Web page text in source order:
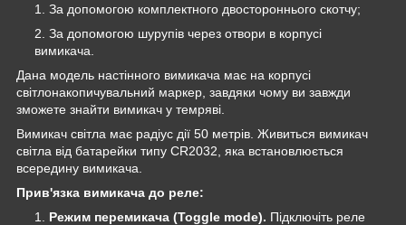
За допомогою комплектного двостороннього скотчу;
За допомогою шурупів через отвори в корпусі
вимикача.
Дана модель настінного вимикача має на корпусі
світлонакопичувальний маркер, завдяки чому ви завжди
зможете знайти вимикач у темряві.
Вимикач світла має радіус дії 50 метрів. Живиться вимикач
світла від батарейки типу CR2032, яка встановлюється
всередину вимикача.
Прив'язка вимикача до реле:
Режим перемикача (Toggle mode). Підключіть реле